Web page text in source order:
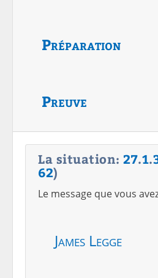
Préparation
Preuve
La situation: 27.1.
62)
Le message que vous
James Legge